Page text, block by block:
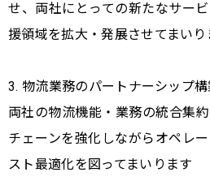
せ、両社にとっての新たなサー
援領域を拡大・発展させてまいり
3. 物流業務のパートナーシップ
両社の物流機能・業務の統合集
チェーンを強化しながらオペレ
スト最適化を図ってまいります